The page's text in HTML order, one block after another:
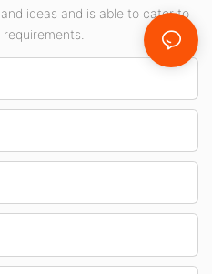
ideas and is able to cater to